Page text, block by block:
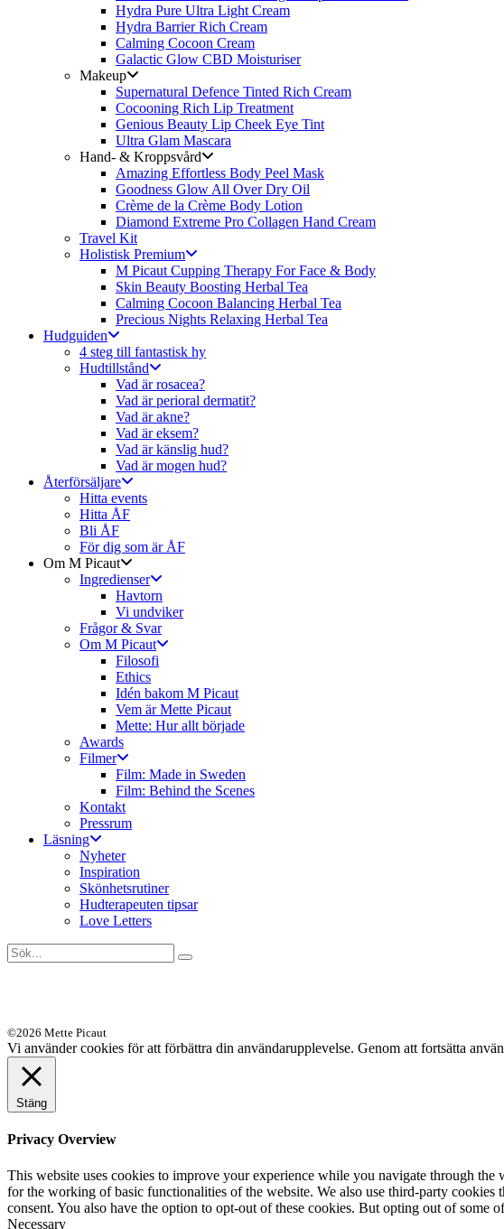
Hydra Pure Ultra Light Cream
Hydra Barrier Rich Cream
Calming Cocoon Cream
Galactic Glow CBD Moisturiser
Makeup
Supernatural Defence Tinted Rich Cream
Cocooning Rich Lip Treatment
Genious Beauty Lip Cheek Eye Tint
Ultra Glam Mascara
Hand- & Kroppsvård
Amazing Effortless Body Peel Mask
Goodness Glow All Over Dry Oil
Crème de la Crème Body Lotion
Diamond Extreme Pro Collagen Hand Cream
Travel Kit
Holistisk Premium
M Picaut Cupping Therapy For Face & Body
Skin Beauty Boosting Herbal Tea
Calming Cocoon Balancing Herbal Tea
Precious Nights Relaxing Herbal Tea
Hudguiden
4 steg till fantastisk hy
Hudtillstånd
Vad är rosacea?
Vad är perioral dermatit?
Vad är akne?
Vad är eksem?
Vad är känslig hud?
Vad är mogen hud?
Återförsäljare
Hitta events
Hitta ÅF
Bli ÅF
För dig som är ÅF
Om M Picaut
Ingredienser
Havtorn
Vi undviker
Frågor & Svar
Om M Picaut
Filosofi
Ethics
Idén bakom M Picaut
Vem är Mette Picaut
Mette: Hur allt började
Awards
Filmer
Film: Made in Sweden
Film: Behind the Scenes
Kontakt
Pressrum
Läsning
Nyheter
Inspiration
Skönhetsrutiner
Hudterapeuten tipsar
Love Letters
©2026 Mette Picaut
Vi använder cookies för att förbättra din användarupplevelse. Genom att fortsätta
Stäng
Privacy Overview
This website uses cookies to improve your experience while you navigate through the
for the working of basic functionalities of the website. We also use third-party
consent. You also have the option to opt-out of these cookies. But opting out of some
Necessary